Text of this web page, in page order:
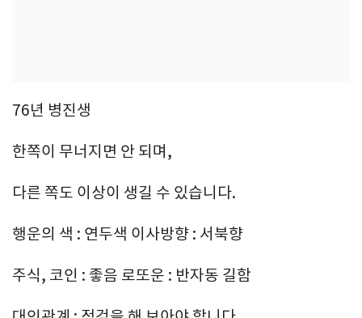
76년 병진생
한쪽이 무너지면 안 되며,
다른 쪽도 이상이 생길 수 있습니다.
행운의 색 : 연두색 이사방향 : 서북향
주식, 코인 : 좋음 로또운 : 반자동 길함